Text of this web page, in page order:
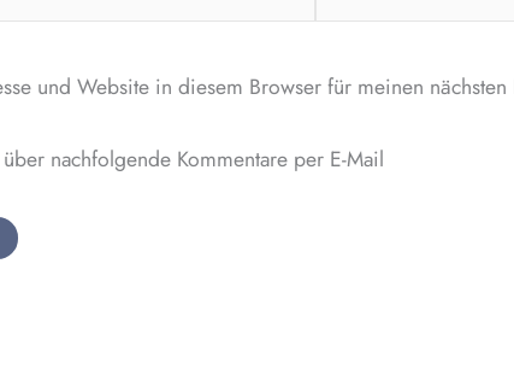
und Website in diesem Browser für meinen
nachfolgende Kommentare per E-Mail